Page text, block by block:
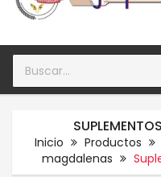
Inicio Productos
magdalenas